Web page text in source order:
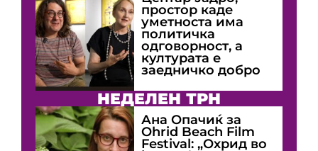
простор каде
уметноста има
политичка
одговорност, а
културата е
заедничко добро
НЕДЕЛЕН ТРН
Ана Опачиќ за
Оhrid Beach Film
Festival: „Охрид во